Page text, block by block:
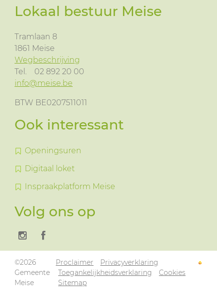
Lokaal bestuur Meise
Tramlaan 8
1861 Meise
Wegbeschrijving
Tel.
02 892 20 00
info@meise.be
BTW BE0207511011
Ook interessant
Openingsuren
Digitaal loket
Inspraakplatform Meise
Volg ons op
©2026
Gemeente
Meise
Proclaimer
Privacyverklaring
Toegankelijkheidsverklaring
Cookies
Sitemap